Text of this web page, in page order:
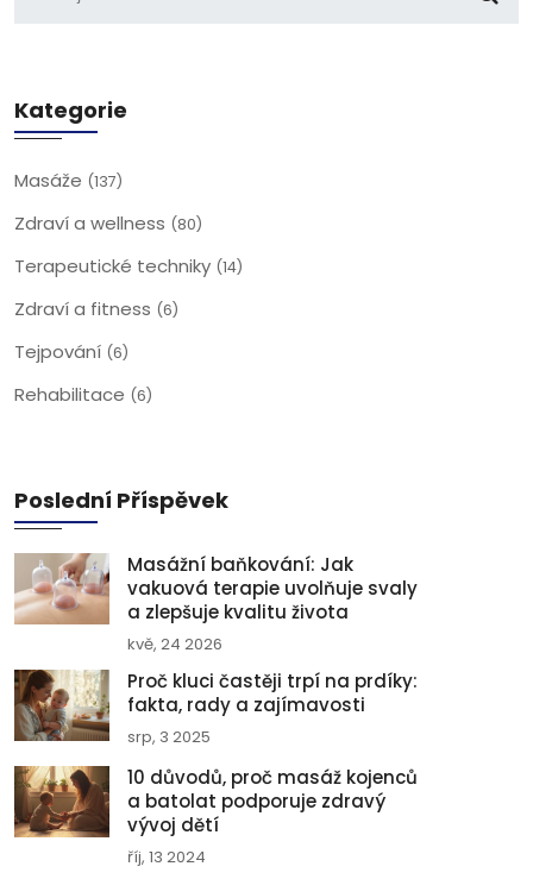
Kategorie
Masáže (137)
Zdraví a wellness (80)
Terapeutické techniky (14)
Zdraví a fitness (6)
Tejpování (6)
Rehabilitace (6)
Poslední Příspěvek
Masážní baňkování: Jak
vakuová terapie uvolňuje svaly
a zlepšuje kvalitu života
kvě, 24 2026
Proč kluci častěji trpí na prdíky:
fakta, rady a zajímavosti
srp, 3 2025
10 důvodů, proč masáž kojenců
a batolat podporuje zdravý
vývoj dětí
říj, 13 2024